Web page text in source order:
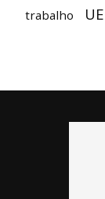
trabalho UE